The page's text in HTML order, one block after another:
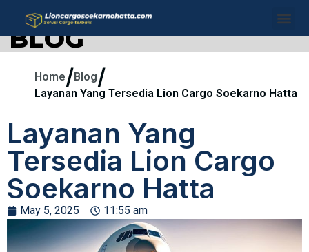
BLOG
Home/Blog/
Layanan Yang Tersedia Lion Cargo Soekarno Hatta
Layanan Yang
Tersedia Lion Cargo
Soekarno Hatta
May 5, 2025 11:55 am